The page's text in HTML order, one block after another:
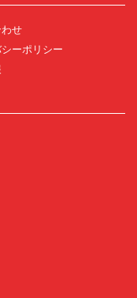
せ
ーポリシー